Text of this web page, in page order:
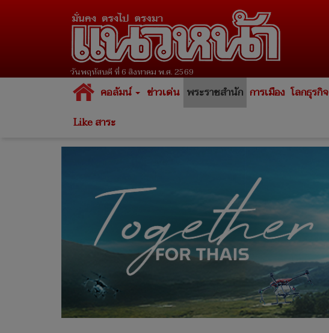
วันพฤหัสบดี ที่ 6 สิงหาคม พ.ศ. 2569
คอลัมน์ ข่าวเด่น พระราชสำนัก การเมือง โลกธุรกิจ
Like สาระ